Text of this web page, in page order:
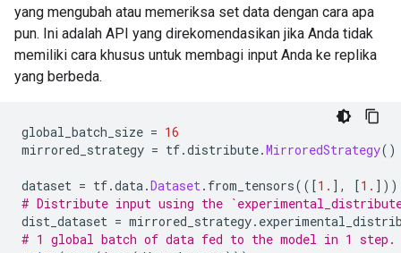
[0.7]
[0.7]
[0.7]], shape=(16, 1), dtype=float32)
tf.Tensor(
[[0.7]
[0.7]
[0.7]
[0.7]
[0.7]
[0.7]
[0.7]
yang mengubah atau memeriksa set data dengan cara apa
pun. Ini adalah API yang direkomendasikan jika Anda tidak
memiliki cara khusus untuk membagi input Anda ke replika
yang berbeda.
global_batch_size = 16
mirrored_strategy = tf.distribute.MirroredStrategy()
dataset = tf.data.Dataset. from_tensors(([1. ], [1.
# Distribute input using the
dist_dataset = mirrored_strategy.
# 1 global batch of data fed to the model in 1 step.